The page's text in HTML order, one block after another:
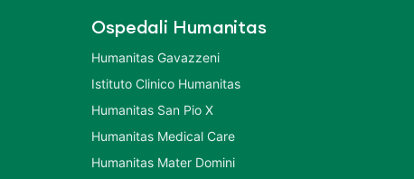
Ospedali Humanitas
Humanitas Gavazzeni
Istituto Clinico Humanitas
Humanitas San Pio X
Humanitas Medical Care
Humanitas Mater Domini